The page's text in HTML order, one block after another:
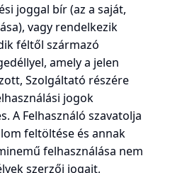
joggal bír (az a saját,
vagy rendelkezik
féltől származó
amely a jelen
Szolgáltató részére
jogok
A Felhasználó szavatolja
feltöltése és annak
felhasználása nem
szerzői jogait,